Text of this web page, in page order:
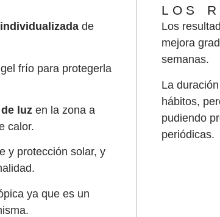
de
frío para protegerla
luz en la zona a
calor.
y protección solar, y
ya que es un
LOS
Los
mejora
semanas.
La
hábitos,
pudiendo
periódicas.